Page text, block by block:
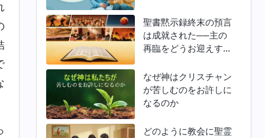
聖書黙示録終末の預言
は成就された──主の
再臨をどうお迎えすれ
なぜ神はクリスチャン
が苦しむのをお許しに
なるのか
どのように教会に聖霊